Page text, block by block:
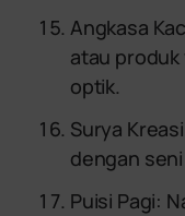
Angkasa
atau
optik.
Surya
dengan
Puisi Pagi: